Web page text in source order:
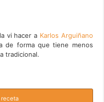
vi hacer a Karlos Arguiñano
de forma que tiene menos
tradicional.
receta